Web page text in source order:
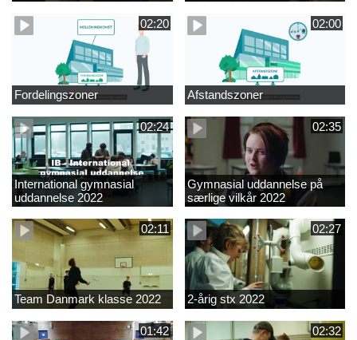
02:20
Fordelingszoner
02:00
Afstandszoner
02:24
International gymnasial
uddannelse 2022
02:35
Gymnasial uddannelse på
særlige vilkår 2022
02:11
Team Danmark klasse 2022
02:27
2-årig stx 2022
01:42 02:32